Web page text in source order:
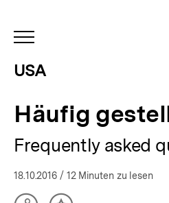
USA
INHALTSNAVIGATION
USA
Häufig
Frequently asked
18.10.2016 / 12 Minuten zu lesen